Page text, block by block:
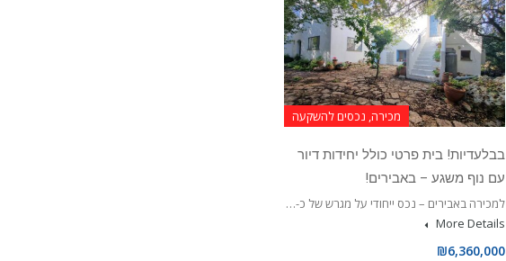
מכירה, נכסים להשקעה
בבלעדיות! בית פרטי כולל יחידות דיור
עם נוף משגע – באבירים!
למכירה באבירים – נכס ייחודי על מגרש של כ-…
More Details
₪6,360,000